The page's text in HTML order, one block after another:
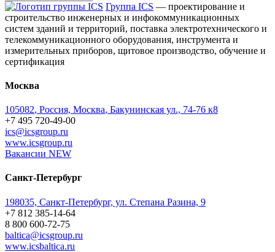
Группа ICS — проектирование и
строительство инженерных и инфокоммуникационных
систем зданий и территорий, поставка электротехнического и
телекоммуникационного оборудования, инструмента и
измерительных приборов, щитовое производство, обучение и
сертификация
Москва
105082, Россия, Москва, Бакунинская ул., 74-76 к8
+7 495 720-49-00
ics@icsgroup.ru
www.icsgroup.ru
Вакансии NEW
Санкт-Петербург
198035, Санкт-Петербург, ул. Степана Разина, 9
+7 812 385-14-64
8 800 600-72-75
baltica@icsgroup.ru
www.icsbaltica.ru